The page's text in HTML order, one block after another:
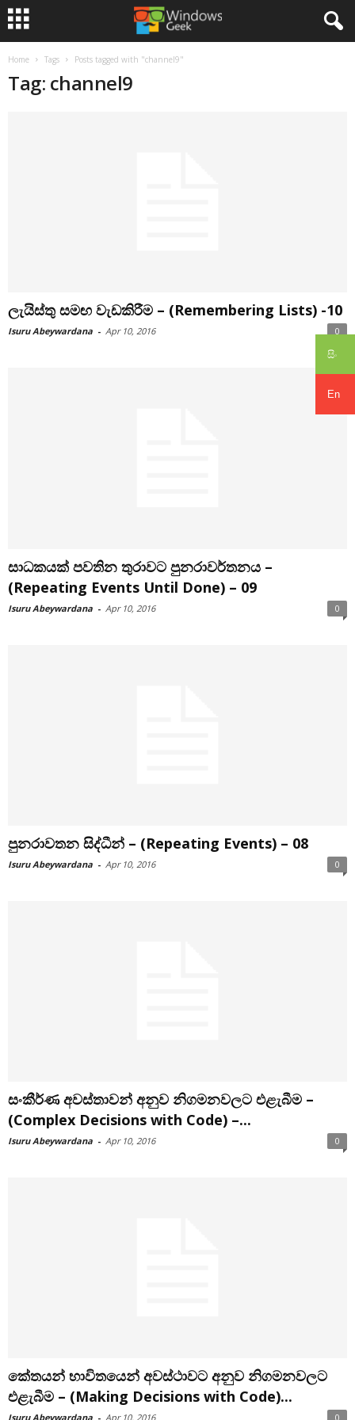
සිං
En
Home Tags Posts tagged with "channel9"
Tag: channel9
ලැයිස්තු සමඟ වැඩකිරීම – (Remembering Lists) -10
Isuru Abeywardana - Apr 10, 2016 0
සාධකයක් පවතින තුරාවට පුනරාවර්තනය –
(Repeating Events Until Done) – 09
Isuru Abeywardana - Apr 10, 2016 0
පුනරාවතන සිද්ධීන් – (Repeating Events) – 08
Isuru Abeywardana - Apr 10, 2016 0
සංකීර්ණ අවස්තාවන් අනුව නිගමනවලට එළැබීම –
(Complex Decisions with Code) –...
Isuru Abeywardana - Apr 10, 2016 0
කේතයන් භාවිතයෙන් අවස්ථාවට අනුව නිගමනවලට
එළැබීම – (Making Decisions with Code)...
Isuru Abeywardana - Apr 10, 2016 0